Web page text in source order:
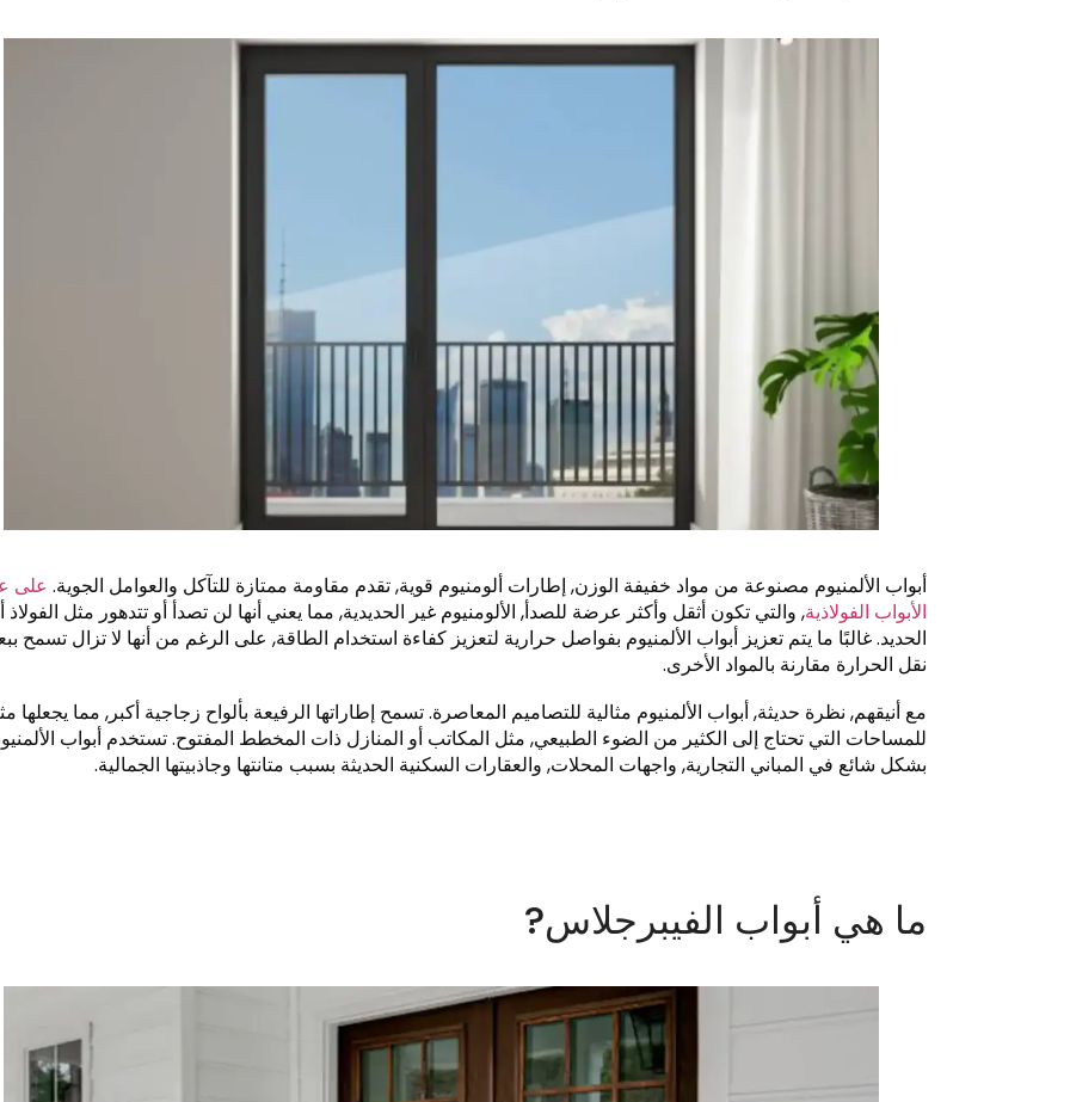
أبواب الألمنيوم مصنوعة من مواد خفيفة الوزن, إطارات ألومنيوم قوية, تقدم مقاومة ممتازة للتآكل والعوامل الجوية. على
الأبواب الفولاذية, والتي تكون أثقل وأكثر عرضة للصدأ, الألومنيوم غير الحديدية, مما يعني أنها لن تصدأ أو تتدهور مثل الفولاذ
الحديد. غالبًا ما يتم تعزيز أبواب الألمنيوم بفواصل حرارية لتعزيز كفاءة استخدام الطاقة, على الرغم من أنها لا تزال تسمح
نقل الحرارة مقارنة بالمواد الأخرى.
مع أنيقهم, نظرة حديثة, أبواب الألمنيوم مثالية للتصاميم المعاصرة. تسمح إطاراتها الرفيعة بألواح زجاجية أكبر, مما يجعلها
للمساحات التي تحتاج إلى الكثير من الضوء الطبيعي, مثل المكاتب أو المنازل ذات المخطط المفتوح. تستخدم أبواب
بشكل شائع في المباني التجارية, واجهات المحلات, والعقارات السكنية الحديثة بسبب متانتها وجاذبيتها الجمالية.
ما هي أبواب الفيبرجلاس?